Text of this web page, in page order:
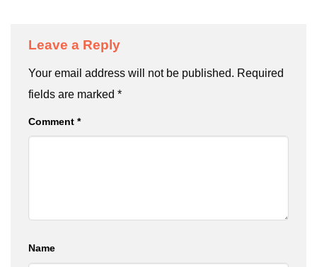
Leave a Reply
Your email address will not be published. Required
fields are marked *
Comment *
Name